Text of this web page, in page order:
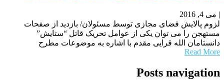
| می 4, 2016
لزوم پالایش فضای مجازی توسط مسئولان/ بازدید از صفحات
مستهجن را می توان یکی از عوامل تحریک قاتل “ستایش”
دانستامان الله قرایی مقدم با اشاره به موضوعات مطرح
Read More
Posts navigation